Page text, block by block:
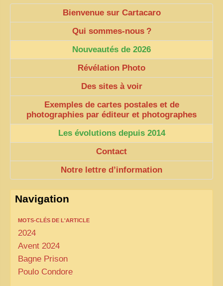
Bienvenue sur Cartacaro
Qui sommes-nous ?
Nouveautés de 2026
Révélation Photo
Des sites à voir
Exemples de cartes postales et de
photographies par éditeur et photographes
Les évolutions depuis 2014
Contact
Notre lettre d’information
Navigation
MOTS-CLÉS DE L'ARTICLE
2024
Avent 2024
Bagne Prison
Poulo Condore